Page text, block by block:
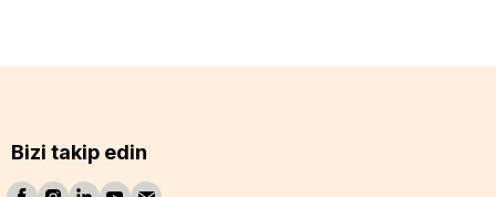
Bizi takip edin